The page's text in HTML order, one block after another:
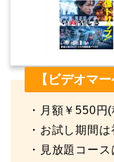
【ビデオマ
・月額￥550円
・お試し期間
・見放題コー